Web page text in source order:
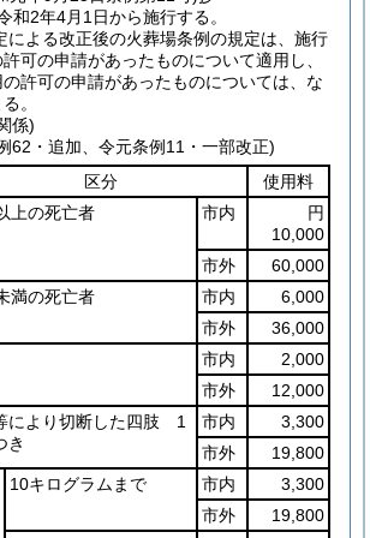
和2年4月1日から施行する。
による改正後の火葬場条例の規定は、施行
可の申請があったものについて適用し、
許可の申請があったものについては、な
。
係)
62・追加、令元条例11・一部改正)
区分
使用料
上の死亡者 市内
円
10,000
市外
60,000
満の死亡者
市内
6,000
市外
36,000
市内
2,000
市外
12,000
により切断した四肢 1
き
市内
3,300
市外
19,800
10キログラムまで 市内
3,300
市外
19,800